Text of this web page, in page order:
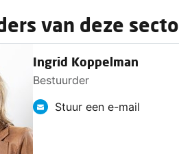
van deze
Ingrid Koppelman
Bestuurder
Stuur een e-mail